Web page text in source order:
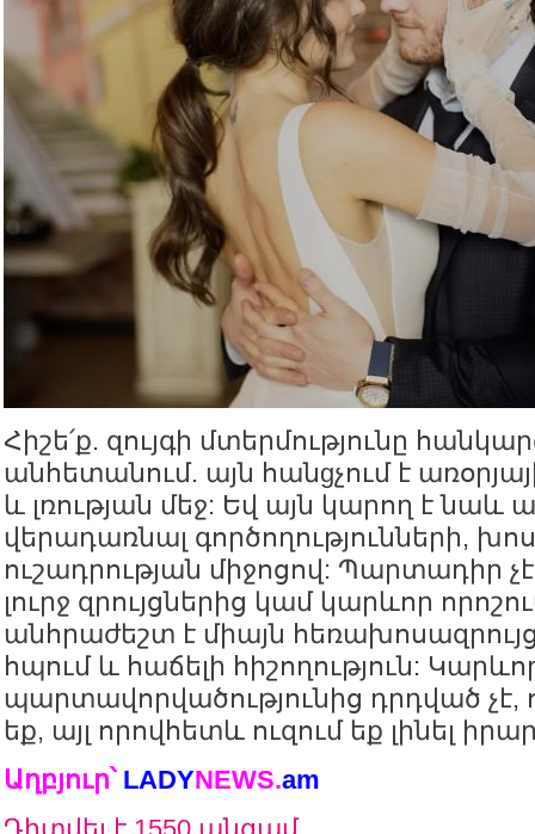
Հիշե՛ք. զույգի մտերմությունը
անհետանում. այն հանgչում է
և լռության մեջ: Եվ այն կարող է
վերադառնալ գործողությունների,
ուշադրության միջոցով: Պարտադիր
լուրջ զրույցներից կամ կարևոր
անհրաժեշտ է միայն
հպում և հաճելի հիշողություն:
պարտավորվածությունից դրդված չէ,
եք, այլ որովհետև ուզում եք լինել
Աղբյուր՝ LADYNEWS.am